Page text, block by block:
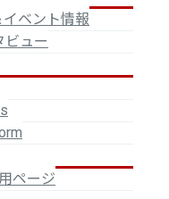
ベント情報
ビュー
ページ